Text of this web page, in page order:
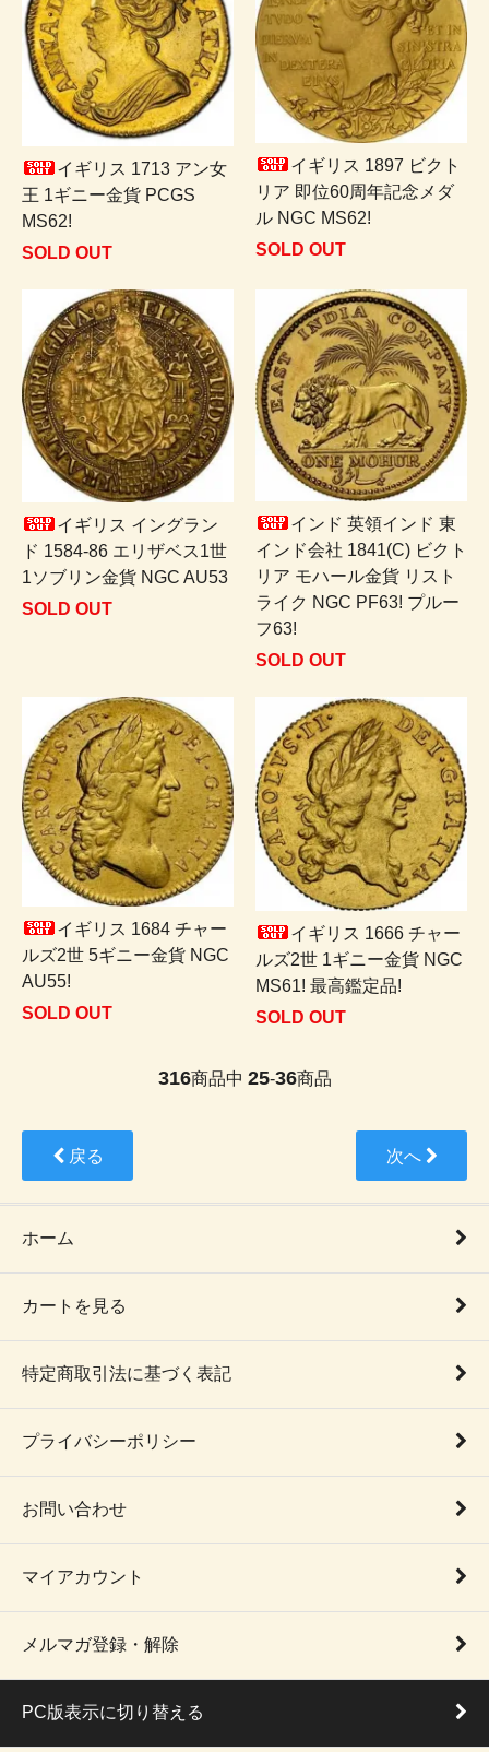
イギリス 1713 アン女
王 1ギニー金貨 PCGS
MS62!
SOLD OUT
イギリス 1897 ビクト
リア 即位60周年記念メダ
ル NGC MS62!
SOLD OUT
イギリス イングラン
ド 1584-86 エリザベス1世
1ソブリン金貨 NGC AU53
SOLD OUT
インド 英領インド 東
インド会社 1841(C) ビクト
リア モハール金貨 リスト
ライク NGC PF63! プルー
フ63!
SOLD OUT
イギリス 1684 チャー
ルズ2世 5ギニー金貨 NGC
AU55!
SOLD OUT
イギリス 1666 チャー
ルズ2世 1ギニー金貨 NGC
MS61! 最高鑑定品!
SOLD OUT
316商品中 25-36商品
戻る 次へ
ホーム
カートを見る
特定商取引法に基づく表記
プライバシーポリシー
お問い合わせ
マイアカウント
メルマガ登録・解除
PC版表示に切り替える